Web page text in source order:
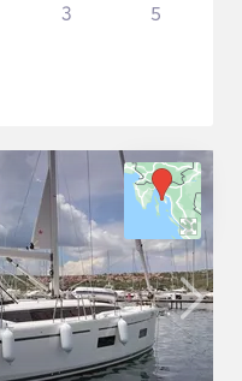
3 5